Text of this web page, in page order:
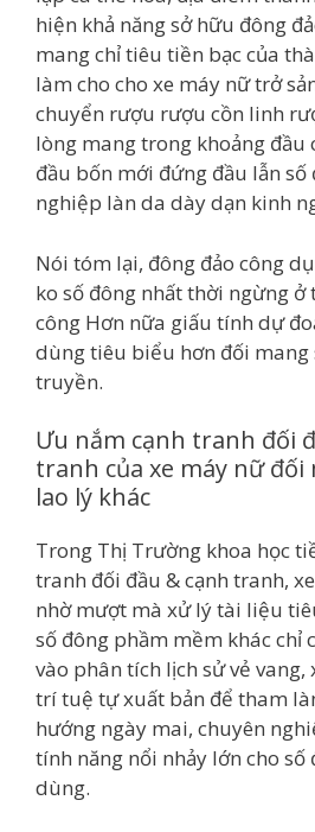
hiện khả năng sở hữu đông
mang chỉ tiêu tiền bạc của
làm cho cho xe máy nữ trở
chuyển rượu rượu cồn linh
lòng mang trong khoảng đầu
đầu bốn mới đứng đầu lẫn số
nghiệp làn da dày dạn kinh
Nói tóm lại, đông đảo công
ko số đông nhất thời ngừng ở
công Hơn nữa giấu tính dự
dùng tiêu biểu hơn đối mang
truyền.
Ưu nắm cạnh tranh đối
tranh của xe máy nữ đối
lao lý khác
Trong Thị Trường khoa học
tranh đối đầu & cạnh tranh,
nhờ mượt mà xử lý tài liệu
số đông phầm mềm khác chỉ
vào phân tích lịch sử vẻ vang,
trí tuệ tự xuất bản để tham
hướng ngày mai, chuyên
tính năng nổi nhảy lớn cho số
dùng.